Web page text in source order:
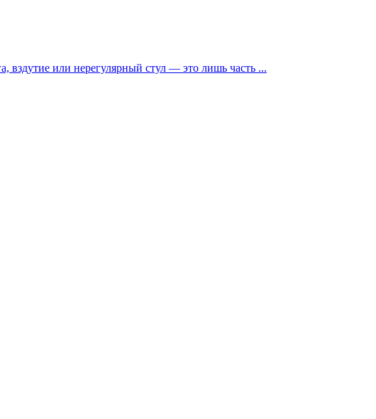
вздутие или нерегулярный стул — это лишь часть ...